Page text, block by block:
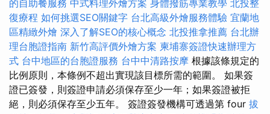
的自助餐服務 中式料理外燴方案 身體撥筋專業教學 北投整
復療程 如何挑選SEO關鍵字 台北高級外燴服務體驗 宜蘭地
區精緻外燴 深入了解SEO的核心概念 北投推拿推薦 台北辦
理台胞證指南 新竹高評價外燴方案 柬埔寨簽證快速辦理方
式 台中地區的台胞證服務 台中中清路按摩 根據該條規定的
比例原則，本條例不超出實現該目標所需的範圍。 如果簽
證已簽發，則簽證申請必須保存至少一年；如果簽證被拒
絕，則必須保存至少五年。 簽證簽發機構可透過第 four 拔